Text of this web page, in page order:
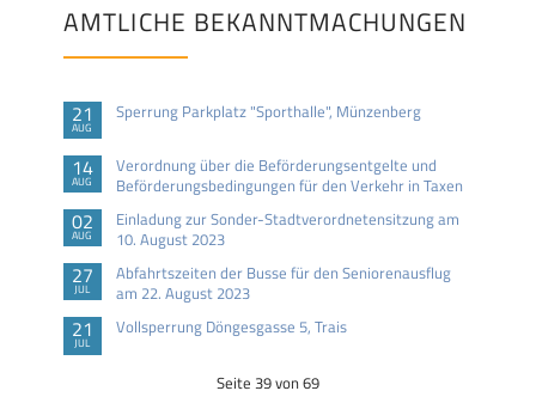
AMTLICHE BEKANNTMACHUNGEN
21
AUG
Sperrung Parkplatz "Sporthalle", Münzenberg
14
AUG
Verordnung über die Beförderungsentgelte und
Beförderungsbedingungen für den Verkehr in Taxen
02
AUG
Einladung zur Sonder-Stadtverordnetensitzung am
10. August 2023
27
JUL
Abfahrtszeiten der Busse für den Seniorenausflug
am 22. August 2023
21
JUL
Vollsperrung Döngesgasse 5, Trais
Seite 39 von 69